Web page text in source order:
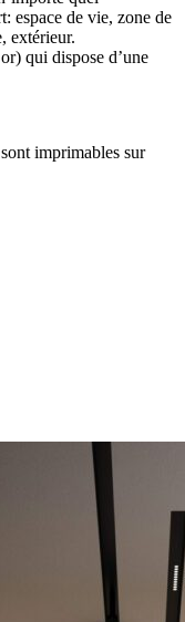
espace de vie, zone de
extérieur.
qui dispose d’une
imprimables sur